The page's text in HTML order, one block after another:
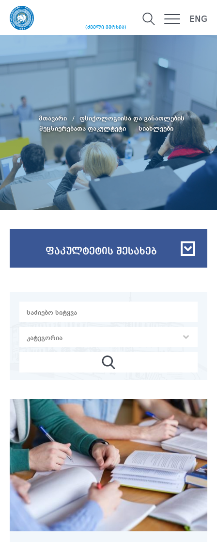
(ძველი ვერსია)
ENG
მთავარი
ფსიქოლოგიისა და განათლების
მეცნიერებათა ფაკულტეტი
სიახლეები
ფაკულტეტის შესახებ